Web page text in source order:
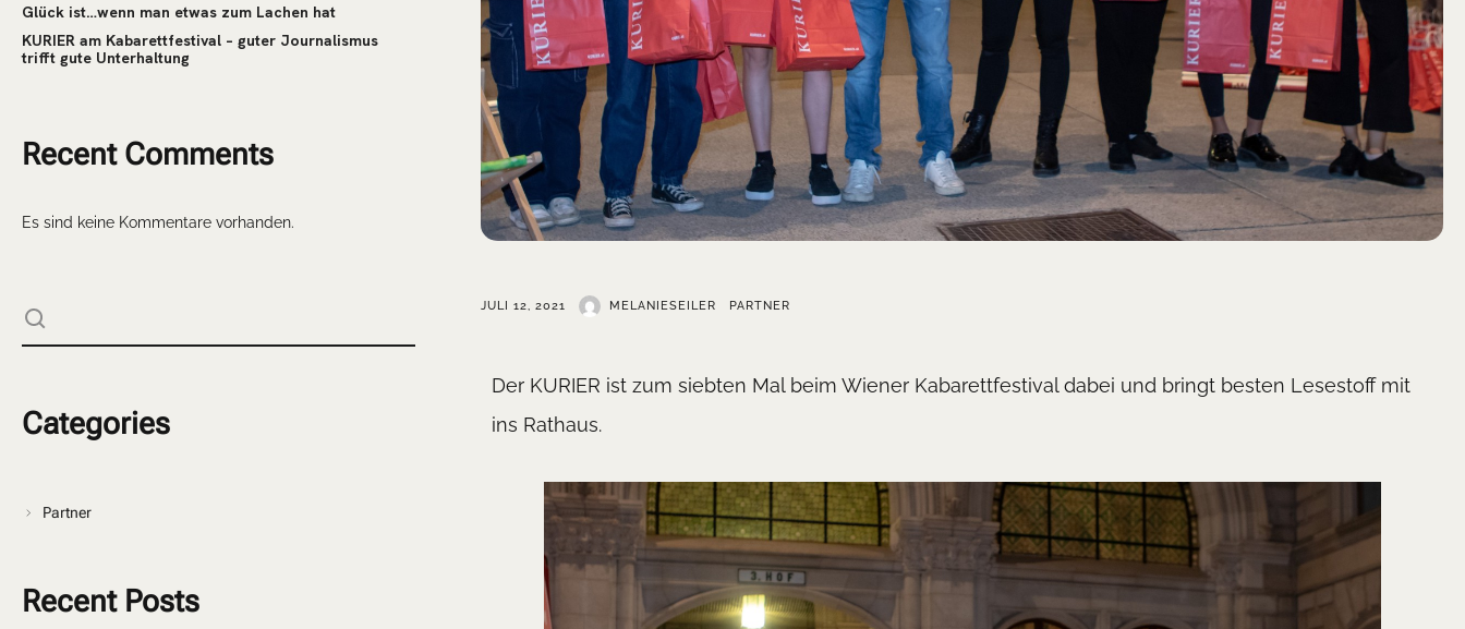
JULI 12, 2021 MELANIESEILER PARTNER
Der KURIER ist zum siebten Mal beim Wiener Kabarettfestival dabei und bringt besten Lesestoff mit
ins Rathaus.
Glück ist…wenn man etwas zum Lachen hat
KURIER am Kabarettfestival – guter Journalismus
trifft gute Unterhaltung
Recent Comments
Es sind keine Kommentare vorhanden.
Categories
Partner
Recent Posts